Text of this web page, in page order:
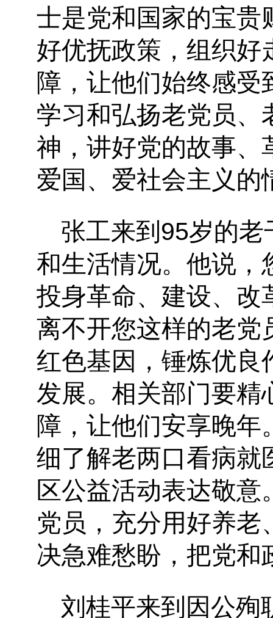
士是党和国家的宝贵
好优抚政策，组织好
障，让他们始终感
学习和弘扬老党员、
神，讲好党的故事、
爱国、爱社会主义的
张工来到95岁的
和生活情况。他说，
投身革命、建设、改
离不开您这样的老党
红色基因，锤炼优良
发展。相关部门要精
障，让他们安享晚
细了解老两口看病就
区公益活动表达敬
党员，充分用好养
决急难愁盼，把党和
刘桂平来到因公殉